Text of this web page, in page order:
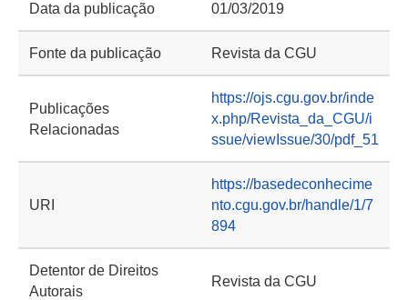
Data da publicação 01/03/2019
Fonte da publicação Revista da CGU
Publicações
Relacionadas
https://ojs.cgu.gov.br/inde
x.php/Revista_da_CGU/i
ssue/viewIssue/30/pdf_51
URI
https://basedeconhecime
nto.cgu.gov.br/handle/1/7
894
Detentor de Direitos
Autorais
Revista da CGU